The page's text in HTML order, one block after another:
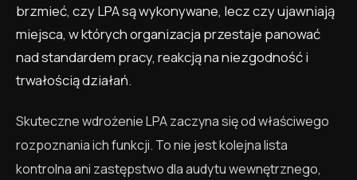
brzmieć, czy LPA są wykonywane, lecz czy ujawniają
miejsca, w których organizacja przestaje panować
nad standardem pracy, reakcją na niezgodność i
trwałością działań.
Skuteczne wdrożenie LPA zaczyna się od właściwego
rozpoznania ich funkcji. To nie jest kolejna lista
kontrolna ani zastępstwo dla audytu wewnętrznego,